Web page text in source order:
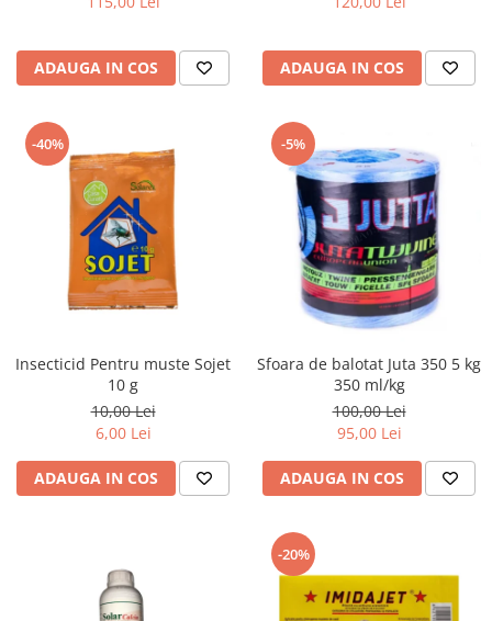
ADAUGA IN COS ADAUGA IN COS
-40%
Insecticid Pentru muste Sojet
10 g
10,00 Lei
6,00 Lei
ADAUGA IN COS
-5%
Sfoara de balotat Juta 350 5 kg
350 ml/kg
100,00 Lei
95,00 Lei
ADAUGA IN COS
-20%